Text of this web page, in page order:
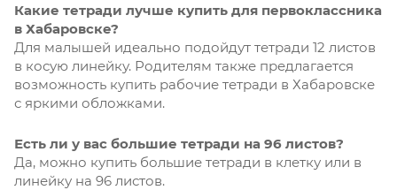
Какие тетради лучше купить для первоклассника
в Хабаровске?
Для малышей идеально подойдут тетради 12 листов
в косую линейку. Родителям также предлагается
возможность купить рабочие тетради в Хабаровске
с яркими обложками.
Есть ли у вас большие тетради на 96 листов?
Да, можно купить большие тетради в клетку или в
линейку на 96 листов.